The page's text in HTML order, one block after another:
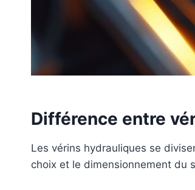
Différence entre
Les vérins hydrauliques se
choix et le dimensionnement du